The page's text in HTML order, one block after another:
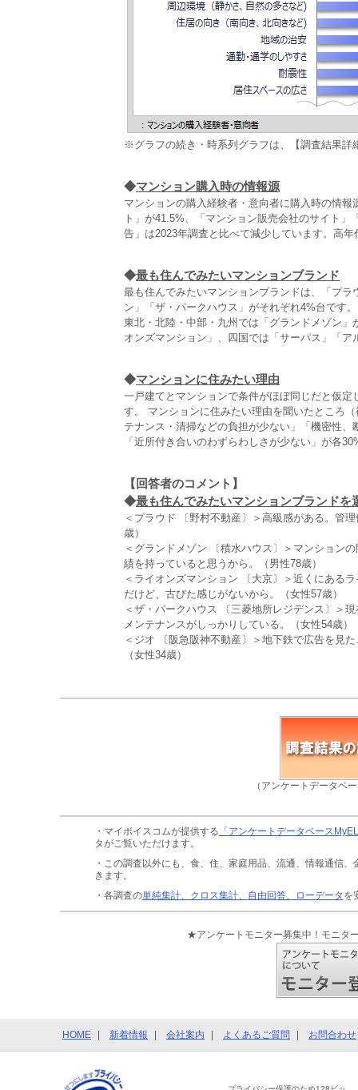
※グラフの続き・時系列グラフは、【調査結果詳
◆マンション購入時の情報源
マンションの購入経験者・意向者に購入時の情
ト」が41.5%、「マンション販売会社のサイト
告」は2023年調査と比べて減少しています。高
◆最も住んでみたいマンションブランド
最も住んでみたいマンションブランドは、「プ
ン」「ザ・パークハウス」がそれぞれ4%台です
東北・北陸・中部・九州では「グランドメゾン
オンズマンション」、四国では「サーパス」「ア
◆マンションに住みたい理由
一戸建てとマンションで条件がほぼ同じだと仮
す。 マンションに住みたい理由を聞いたところ
テナンス・清掃などの負担が少ない」「機密性
「近所付き合いのわずらわしさが少ない」が各
【回答者のコメント】
◆最も住んでみたいマンションブランドを
＜プラウド 〔野村不動産〕＞高級感がある。管
歳）
＜グランドメゾン 〔積水ハウス〕＞マンション
績を持っていると思うから。（男性78歳）
＜ライオンズマンション 〔大京〕＞近くにある
だけど、古びた感じがないから。（女性57歳）
＜ザ・パークハウス 〔三菱地所レジデンス〕＞
メンテナンスがしっかりしている。（女性54歳）
＜ジオ 〔阪急阪神不動産〕＞地下鉄で広告を見
（女性34歳）
（アンケートデータベ
・マイボイスコムが提供する 「アンケートデータベース
タがご覧いただけます。
・この調査以外にも、食、住、家庭用品、流通、情報通信、
きます。
・各調査の単純集計、クロス集計、自由回答、ローデータ を
★アンケートモニター募集中！モニタ
HOME 新着情報 会社案内 よくあるご質問 お問合わせ